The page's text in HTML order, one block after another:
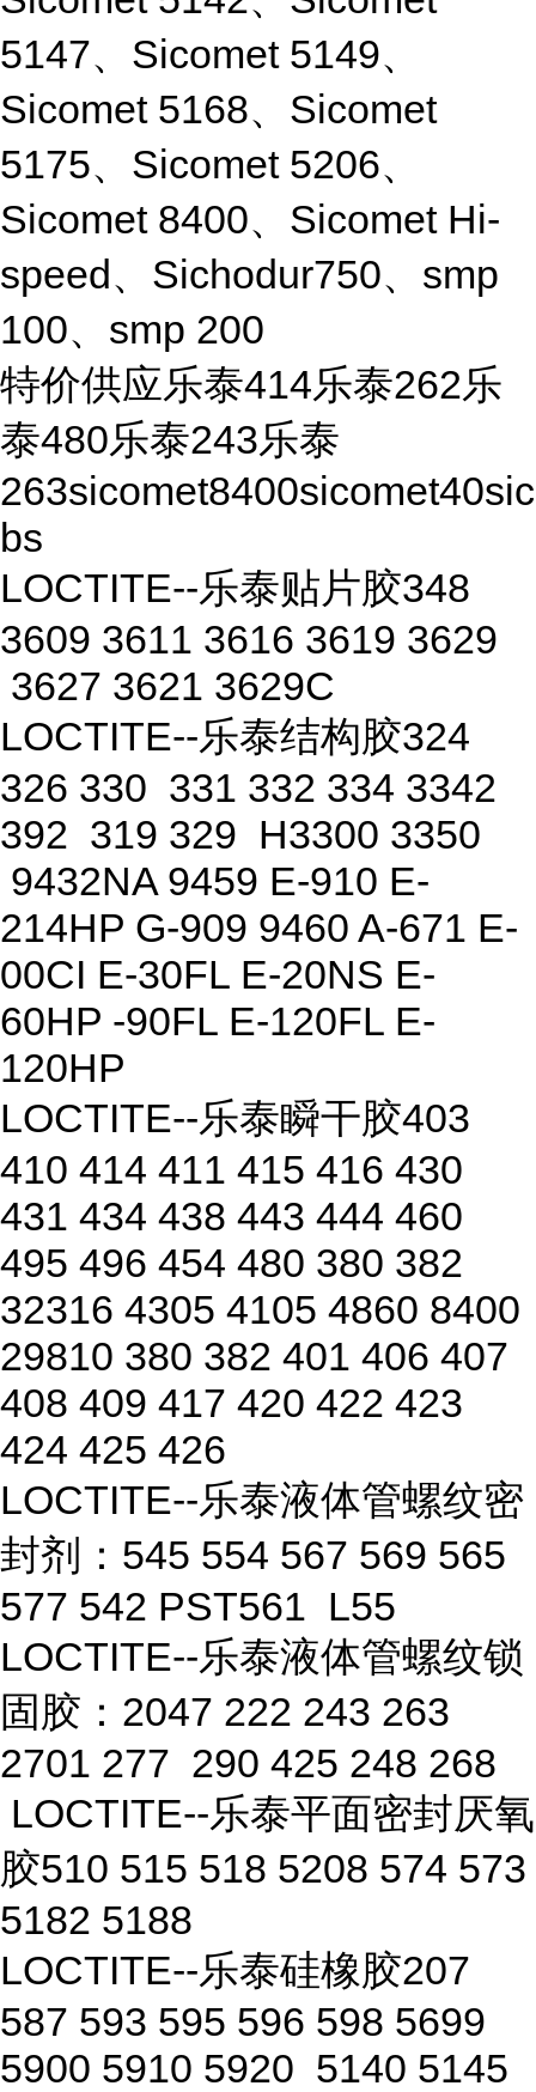
5147、Sicomet 5149、
Sicomet 5168、Sicomet
5175、Sicomet 5206、
Sicomet 8400、Sicomet Hi-
speed、Sichodur750、smp
100、smp 200
特价供应乐泰414乐泰262乐
泰480乐泰243乐泰
bs
LOCTITE--乐泰贴片胶348
3609 3611 3616 3619 3629
3627 3621 3629C
LOCTITE--乐泰结构胶324
326 330 331 332 334 3342
392 319 329 H3300 3350
9432NA 9459 E-910 E-
214HP G-909 9460 A-671 E-
00CI E-30FL E-20NS E-
60HP -90FL E-120FL E-
120HP
LOCTITE--乐泰瞬干胶403
410 414 411 415 416 430
431 434 438 443 444 460
495 496 454 480 380 382
32316 4305 4105 4860 8400
29810 380 382 401 406 407
408 409 417 420 422 423
424 425 426
LOCTITE--乐泰液体管螺纹密
封剂：545 554 567 569 565
577 542 PST561 L55
LOCTITE--乐泰液体管螺纹锁
固胶：2047 222 243 263
2701 277 290 425 248 268
LOCTITE--乐泰平面密封厌氧
胶510 515 518 5208 574 573
5182 5188
LOCTITE--乐泰硅橡胶207
587 593 595 596 598 5699
5900 5910 5920 5140 5145